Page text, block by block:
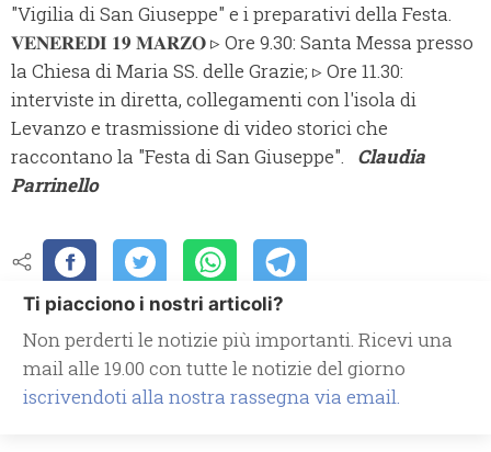
"Vigilia di San Giuseppe" e i preparativi della Festa.
𝐕𝐄𝐍𝐄𝐑𝐄𝐃𝐈̀ 𝟏𝟗 𝐌𝐀𝐑𝐙𝐎 ▹ Ore 9.30: Santa Messa presso
la Chiesa di Maria SS. delle Grazie; ▹ Ore 11.30:
interviste in diretta, collegamenti con l'isola di
Levanzo e trasmissione di video storici che
raccontano la "Festa di San Giuseppe". Claudia
Parrinello
Ti piacciono i nostri articoli?
Non perderti le notizie più importanti. Ricevi una
mail alle 19.00 con tutte le notizie del giorno
iscrivendoti alla nostra rassegna via email.